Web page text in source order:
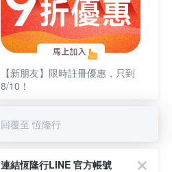
【新朋友】限時註冊優惠，只到
8/10！
回覆至 恆隆行
連結恆隆行LINE 官方帳號